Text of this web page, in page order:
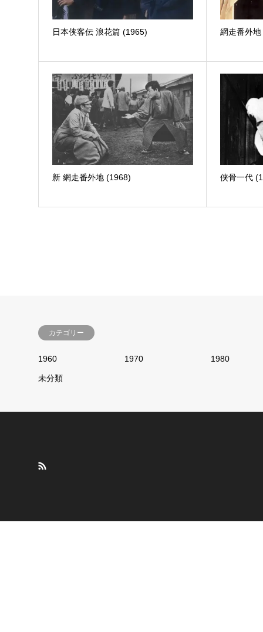
日本侠客伝 浪花篇 (1965) 網走番外
新 網走番外地 (1968) 侠骨一代
カテゴリー
1960 1970 1980
未分類